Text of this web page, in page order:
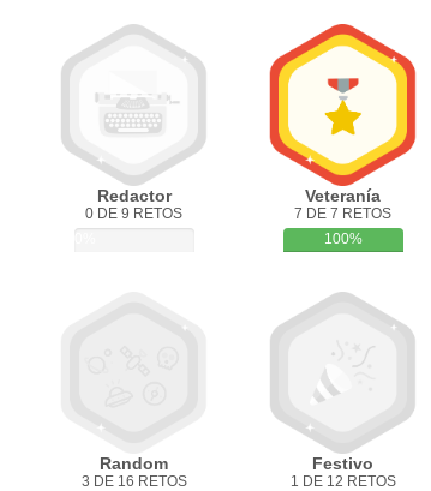
Redactor
0 DE 9 RETOS
Veteranía
7 DE 7 RETOS
100%
Random
3 DE 16 RETOS
Festivo
1 DE 12 RETOS